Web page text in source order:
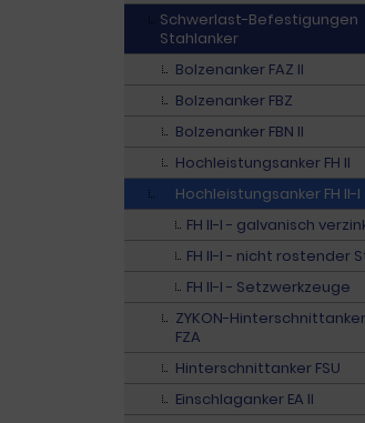
Schwerlast-Befestigungen
Stahlanker
Bolzenanker FAZ II
Bolzenanker FBZ
Bolzenanker FBN II
Hochleistungsanker FH II
Hochleistungsanker FH II-I
FH II-I - galvanisch
FH II-I - nicht rostender
FH II-I - Setzwerkzeuge
ZYKON-Hinterschnittanker
FZA
Hinterschnittanker FSU
Einschlaganker EA II